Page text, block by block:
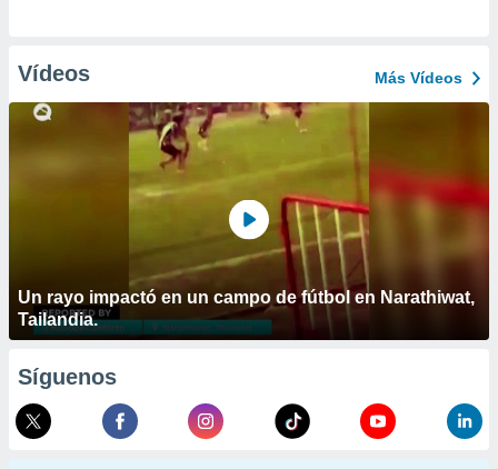
Vídeos Más Vídeos
Un rayo impactó en un campo de fútbol en Narathiwat,
Tailandia.
Síguenos